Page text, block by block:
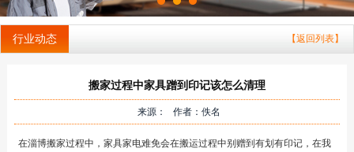
行业动态 【返回列表】
搬家过程中家具蹭到印记该怎么清理
来源： 作者：佚名
在淄博搬家过程中，家具家电难免会在搬运过程中别赠到有划有印记，在我